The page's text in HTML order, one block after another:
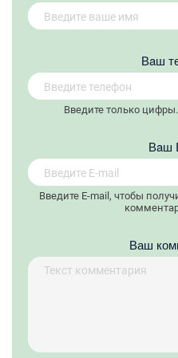
Вaш
Введите только
Вaш
Введите E-mail, чтобы
Ваш